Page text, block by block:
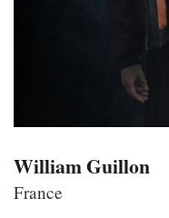
William Guillon
France